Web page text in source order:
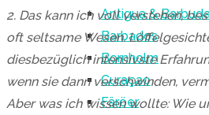
Antigua &
Barbados
Bornholm
Curaçao
Färöer
2. Das kann ich voll verstehen,
oft seltsame Wesen.
diesbezüglich intensivste
wenn sie dann verschwinden,
Aber was ich wissen wollte: Wie